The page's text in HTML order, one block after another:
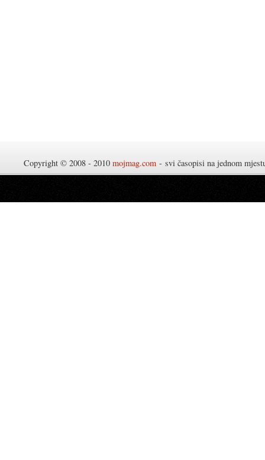
Copyright © 2008 - 2010 mojmag.com - svi časopisi na jednom